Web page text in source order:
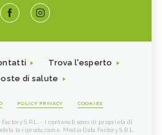
Trova l'esperto
di salute
POLICY PRIVACY COOKIES
S.R.L. - I contenuti sono di proprietà di
la riproduzione. Media Data Factory S.R.L.